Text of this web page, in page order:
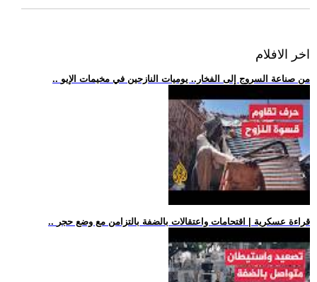
اخر الافلام
.. من صناعة السروج إلى الفخار.. يوميات النازحين في مخيمات الإيو
.. قراءة عسكرية | اقتحامات واعتقالات بالضفة بالتزامن مع وضع حجر